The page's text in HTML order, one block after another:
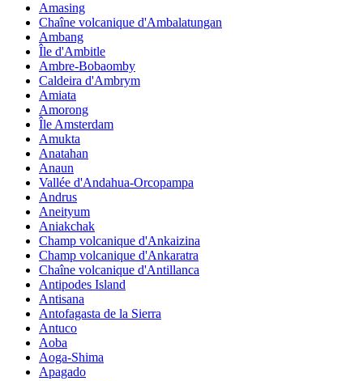
Amasing
Chaîne volcanique d'Ambalatungan
Ambang
Île d'Ambitle
Ambre-Bobaomby
Caldeira d'Ambrym
Amiata
Amorong
Île Amsterdam
Amukta
Anatahan
Anaun
Vallée d'Andahua-Orcopampa
Andrus
Aneityum
Aniakchak
Champ volcanique d'Ankaizina
Champ volcanique d'Ankaratra
Chaîne volcanique d'Antillanca
Antipodes Island
Antisana
Antofagasta de la Sierra
Antuco
Aoba
Aoga-Shima
Apagado